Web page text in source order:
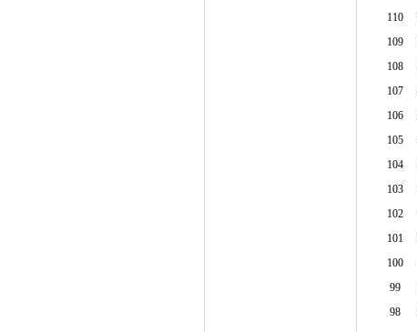
110
109
108
107
106
105
104
103
102
101
100
99
98